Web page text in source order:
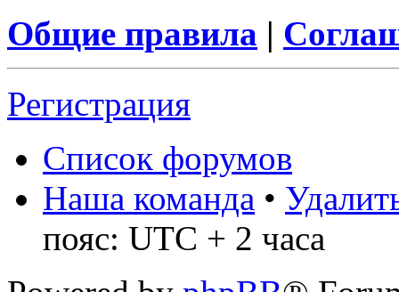
Общие правила |
Регистрация
Список форумов
Наша команда •
пояс: UTC + 2 часа